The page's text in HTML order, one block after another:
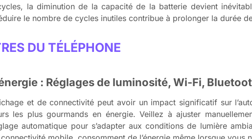
la diminution de la capacité de la batterie devient
le nombre de cycles inutiles contribue à prolonger la durée
DU TÉLÉPHONE
: Réglages de luminosité, Wi-Fi,
et de connectivité peut avoir un impact significatif sur
les plus gourmands en énergie. Veillez à ajuster
automatique pour s’adapter aux conditions de lumière